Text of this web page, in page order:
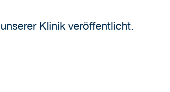
Klinik veröffentlicht.